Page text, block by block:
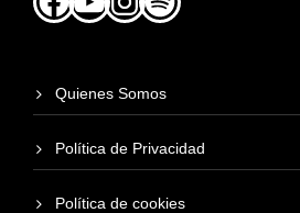
Quienes Somos
Política de Privacidad
Política de cookies